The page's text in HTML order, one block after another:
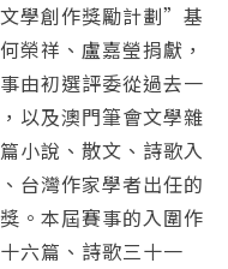
學創作獎勵計劃”基
榮祥、盧嘉瑩捐獻，
由初選評委從過去一
以及澳門筆會文學雜
小說、散文、詩歌入
台灣作家學者出任的
。本屆賽事的入圍作
六篇、詩歌三十一